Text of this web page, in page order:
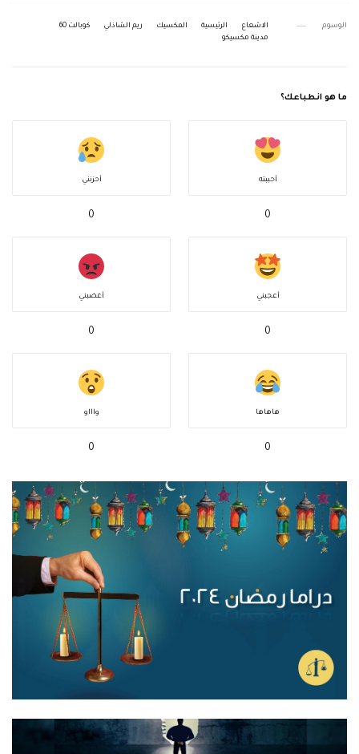
الوسوم الاشعاع الرئيسية المكسيك ريم الشاذلي
كوبالت 60
مدينة مكسيكو
ما هو انطباعك؟
أحببته
0
أحزنني
0
أعجبني
0
أغضبني
0
هاهاها
0
واااو
0